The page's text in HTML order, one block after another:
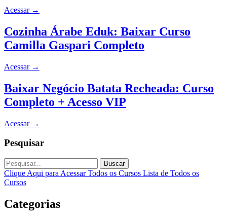
Acessar →
Cozinha Árabe Eduk: Baixar Curso
Camilla Gaspari Completo
Acessar →
Baixar Negócio Batata Recheada: Curso
Completo + Acesso VIP
Acessar →
Pesquisar
Buscar
Clique Aqui para Acessar Todos os Cursos Lista de Todos os
Cursos
Categorias